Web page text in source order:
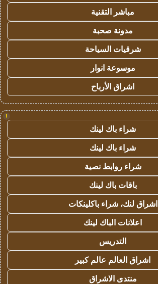
مباشر التقنية
مدونة صحبة
شرقيات السياحة
موسوعة انوار
اشراق الأرباح
!
شراء باك لينك
شراء باك لينك
شراء روابط نصية
باقات باك لينك
اشراق لنك، شراء باكلينكات
اعلانات الباك لينك
التدريس
اشراق العالم عالم كبير
منتدى الاشراق